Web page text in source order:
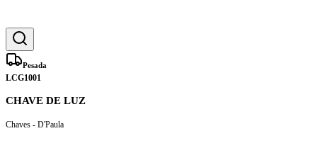
Pesada
LCG1001
CHAVE DE LUZ
Chaves - D'Paula